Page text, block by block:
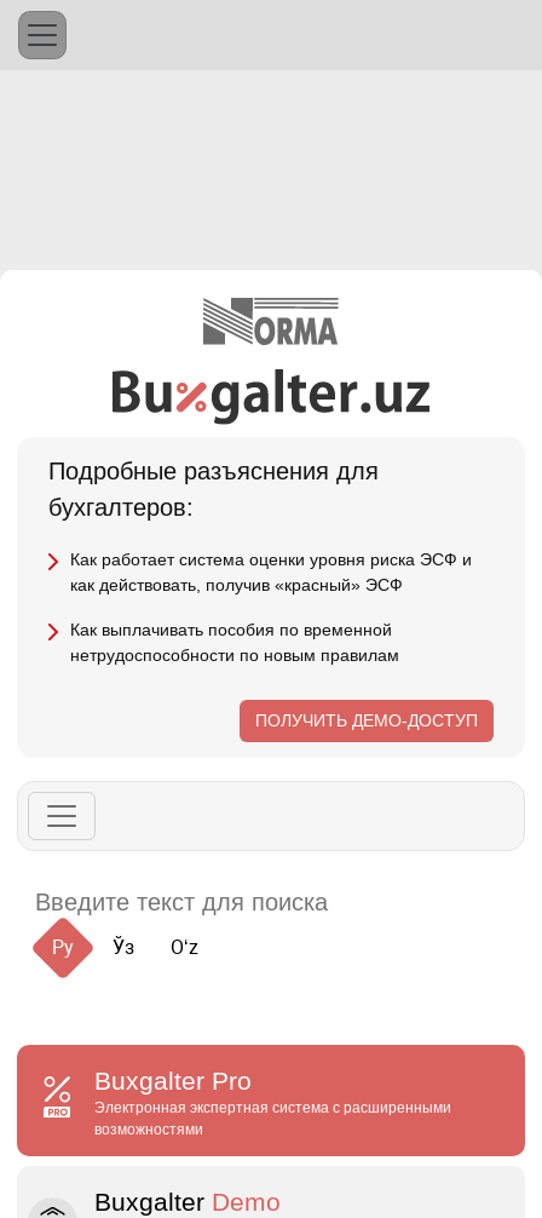
Подробные разъяснения для
бухгалтеров:
Как работает система оценки уровня риска ЭСФ и
как действовать, получив «красный» ЭСФ
Как выплачивать пособия по временной
нетрудоспособности по новым правилам
ПОЛУЧИТЬ ДЕМО-ДОСТУП
Ру Ўз Oʻz
Buxgalter Pro
Электронная экспертная система с расширенными
возможностями
Buxgalter Demo